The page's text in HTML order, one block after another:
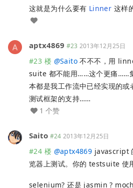
这就是为什么要有 Linner 这样
aptx4869 #23 2013年12月25日
#23 楼 @Saito 不不不，用
suite 都不能用……这个更痛……
本都是我工作流中已经实现的
测试框架的支持……
1 个赞
Saito #24 2013年12月25日
#24 楼 @aptx4869 javascript
览器上测试。你的 testsuite 使
selenium? 还是 jasmin ?